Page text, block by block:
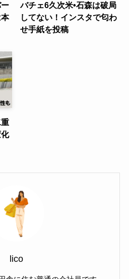
バチェ6久次米•石森は破局
してない！インスタで匂わ
せ手紙を投稿
lico